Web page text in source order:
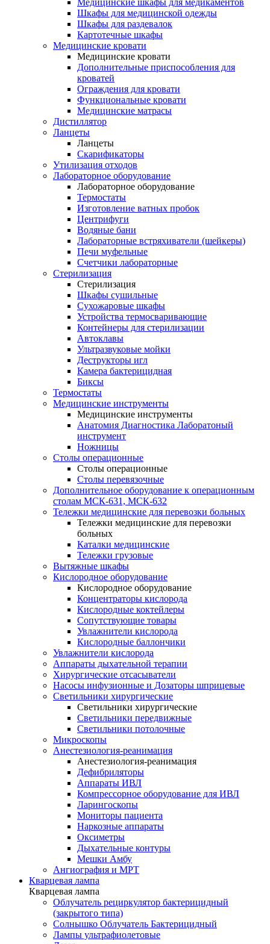
Медицинские шкафы для медикаментов
Шкафы для медицинской одежды
Шкафы для раздевалок
Картотечные шкафы
Медицинские кровати
Медицинские кровати
Дополнительные приспособления для
кроватей
Ограждения для кровати
Функциональные кровати
Медицинские матрасы
Дистиллятор
Ланцеты
Ланцеты
Скарификаторы
Утилизация отходов
Лабораторное оборудование
Лабораторное оборудование
Термостаты
Изготовление ватных пробок
Центрифуги
Водяные бани
Лабораторные встряхиватели (шейкеры)
Печи муфельные
Счетчики лабораторные
Стерилизация
Стерилизация
Шкафы сушильные
Сухожаровые шкафы
Устройства термосваривающие
Контейнеры для стерилизации
Автоклавы
Ультразвуковые мойки
Деструкторы игл
Камера бактерицидная
Биксы
Термостаты
Медицинские инструменты
Медицинские инструменты
Анатомия Диагностика Лаборатоный
инструмент
Ножницы
Столы операционные
Столы операционные
Столы перевязочные
Дополнительное оборудование к операционным
столам МСК-631, МСК-632
Тележки медицинские для перевозки больных
Тележки медицинские для перевозки
больных
Каталки медицинские
Тележки грузовые
Вытяжные шкафы
Кислородное оборудование
Кислородное оборудование
Концентраторы кислорода
Кислородные коктейлеры
Сопутствующие товары
Увлажнители кислорода
Кислородные баллончики
Увлажнители кислорода
Аппараты дыхательной терапии
Хирургические отсасыватели
Насосы инфузионные и Дозаторы шприцевые
Светильники хирургические
Светильники хирургические
Светильники передвижные
Светильники потолочные
Микроскопы
Анестезиология-реанимация
Анестезиология-реанимация
Дефибриляторы
Аппараты ИВЛ
Компрессорное оборудование для ИВЛ
Ларингоскопы
Мониторы пациента
Наркозные аппараты
Оксиметры
Дыхательные контуры
Мешки Амбу
Ангиография и МРТ
Кварцевая лампа
Кварцевая лампа
Облучатель рециркулятор бактерицидный
(закрытого типа)
Солнышко Облучатель Бактерицидный
Лампы ультрафиолетовые